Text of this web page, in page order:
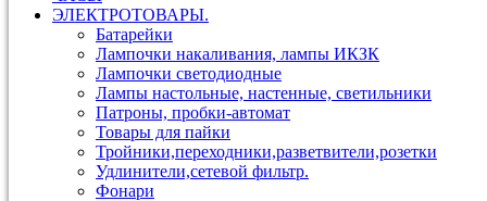
ЭЛЕКТРОТОВАРЫ.
Батарейки
Лампочки накаливания, лампы ИКЗК
Лампочки светодиодные
Лампы настольные, настенные, светильники
Патроны, пробки-автомат
Товары для пайки
Тройники,переходники,разветвители,розетки
Удлинители,сетевой фильтр.
Фонари